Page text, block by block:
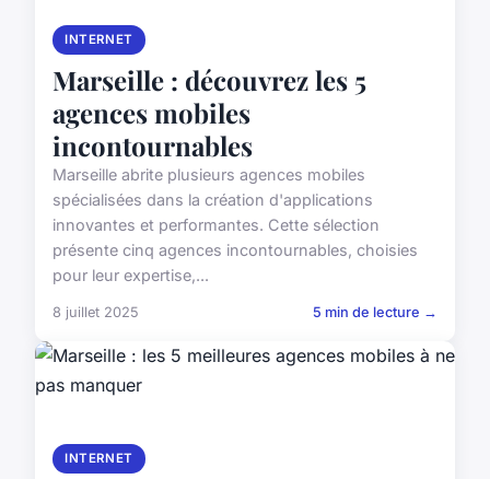
INTERNET
Marseille : découvrez les 5
agences mobiles
incontournables
Marseille abrite plusieurs agences mobiles
spécialisées dans la création d'applications
innovantes et performantes. Cette sélection
présente cinq agences incontournables, choisies
pour leur expertise,...
8 juillet 2025 5 min de lecture →
INTERNET